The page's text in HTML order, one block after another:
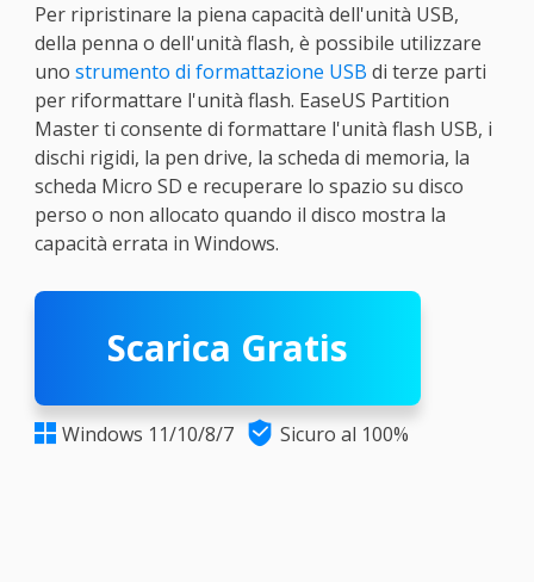
Per ripristinare la piena capacità dell'unità USB,
della penna o dell'unità flash, è possibile utilizzare
uno strumento di formattazione USB di terze parti
per riformattare l'unità flash. EaseUS Partition
Master ti consente di formattare l'unità flash USB, i
dischi rigidi, la pen drive, la scheda di memoria, la
scheda Micro SD e recuperare lo spazio su disco
perso o non allocato quando il disco mostra la
capacità errata in Windows.
Scarica Gratis
 Windows 11/10/8/7  Sicuro al 100%